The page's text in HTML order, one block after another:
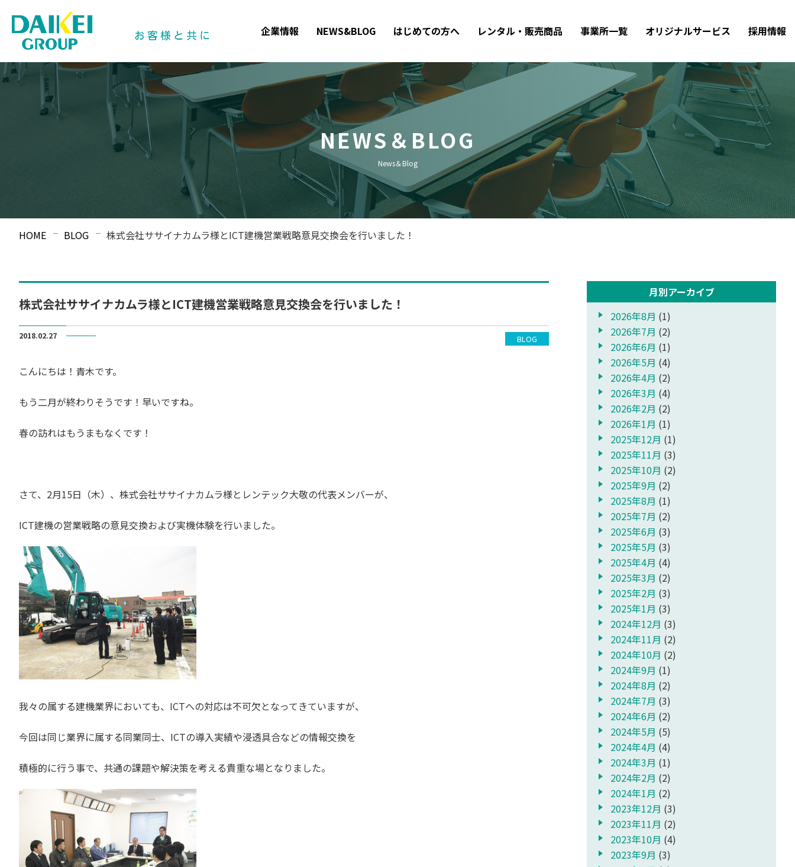
企業情報 NEWS&BLOG はじめての方へ レンタル・販売商品 事業所一覧 オリジナルサービス 採用情報
NEWS＆BLOG
News＆Blog
HOME BLOG 株式会社ササイナカムラ様とICT建機営業戦略意見交換会を行いました！
株式会社ササイナカムラ様とICT建機営業戦略意見交換会を行いました！
2018.02.27 BLOG
こんにちは！青木です。
もう二月が終わりそうです！早いですね。
春の訪れはもうまもなくです！
さて、2月15日（木）、株式会社ササイナカムラ様とレンテック大敬の代表メンバーが、
ICT建機の営業戦略の意見交換および実機体験を行いました。
我々の属する建機業界においても、ICTへの対応は不可欠となってきていますが、
今回は同じ業界に属する同業同士、ICTの導入実績や浸透具合などの情報交換を
積極的に行う事で、共通の課題や解決策を考える貴重な場となりました。
月別アーカイブ
2026年8月 (1)
2026年7月 (2)
2026年6月 (1)
2026年5月 (4)
2026年4月 (2)
2026年3月 (4)
2026年2月 (2)
2026年1月 (1)
2025年12月 (1)
2025年11月 (3)
2025年10月 (2)
2025年9月 (2)
2025年8月 (1)
2025年7月 (2)
2025年6月 (3)
2025年5月 (3)
2025年4月 (4)
2025年3月 (2)
2025年2月 (3)
2025年1月 (3)
2024年12月 (3)
2024年11月 (2)
2024年10月 (2)
2024年9月 (1)
2024年8月 (2)
2024年7月 (3)
2024年6月 (2)
2024年5月 (5)
2024年4月 (4)
2024年3月 (1)
2024年2月 (2)
2024年1月 (2)
2023年12月 (3)
2023年11月 (2)
2023年10月 (4)
2023年9月 (3)